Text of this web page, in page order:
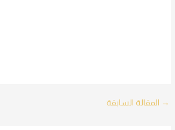
Post
→ المقالة السابقة